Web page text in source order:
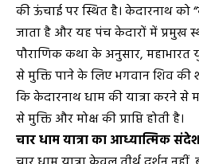
की ऊंचाई पर स्थित है। केदारनाथ को
जाता है और यह पंच केदारों में प्रमुख
पौराणिक कथा के अनुसार, महाभारत
से मुक्ति पाने के लिए भगवान शिव
कि केदारनाथ धाम की यात्रा करने
से मुक्ति और मोक्ष की प्राप्ति होती है।
चार धाम यात्रा का आध्यात्मिक